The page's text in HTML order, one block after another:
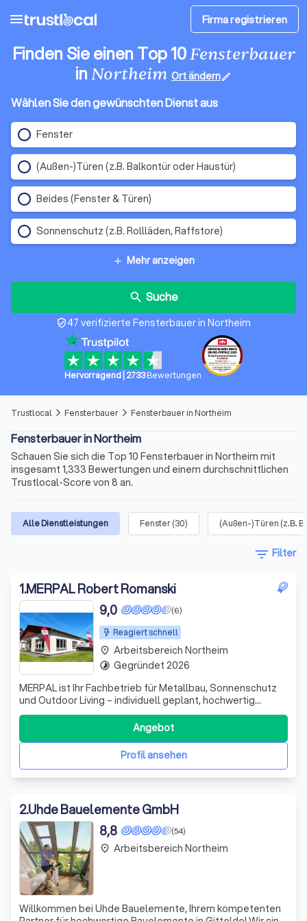
menu Firma registrieren
Finden Sie einen Top 10Fensterbauer
inNortheim Ort ändernedit
Wählen Sie den gewünschten Dienst aus
Fenster
(Außen-)Türen (z.B. Balkontür oder Haustür)
Beides (Fenster & Türen)
Sonnenschutz (z.B. Rollläden, Raffstore)
add Mehr anzeigen
search Suche
verified_user47 verifizierte Fensterbauer in Northeim
Hervorragend| 2733 Bewertungen
Trustlocal arrow_forward_ios Fensterbauer arrow_forward_ios Fensterbauer in Northeim
Fensterbauer in Northeim
Schauen Sie sich die Top 10 Fensterbauer in Northeim mit
insgesamt 1,333 Bewertungen und einem durchschnittlichen
Trustlocal-Score von 8 an.
Alle Dienstleistungen Fenster(30) (Außen-)Türen (z.B.
filter_list Filter
1.MERPAL Robert Romanski
Reagiert schnell
(6)
9,0
MERPAL ist Ihr Fachbetrieb für Metallbau, Sonnenschutz
und Outdoor Living – individuell geplant, hochwertig
umgesetzt und zuverlässig montiert.
Profil ansehen
Angebot
place Arbeitsbereich Northeim
timelapse Gegründet 2026
2.Uhde Bauelemente GmbH
(54)
8,8
Willkommen bei Uhde Bauelemente, Ihrem kompetenten
place Arbeitsbereich Northeim